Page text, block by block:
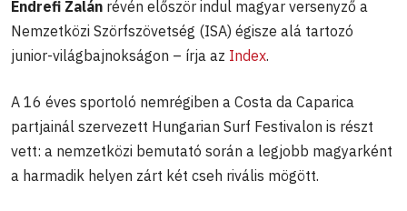
Endrefi Zalán révén először indul magyar versenyző a
Nemzetközi Szörfszövetség (ISA) égisze alá tartozó
junior-világbajnokságon – írja az Index.
A 16 éves sportoló nemrégiben a Costa da Caparica
partjainál szervezett Hungarian Surf Festivalon is részt
vett: a nemzetközi bemutató során a legjobb magyarként
a harmadik helyen zárt két cseh rivális mögött.